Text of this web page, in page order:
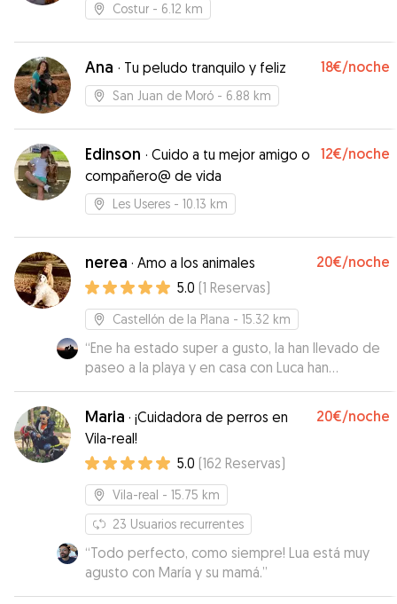
Costur - 6.12 km
Ana · Tu peludo tranquilo y feliz 18€/noche
San Juan de Moró - 6.88 km
Edinson · Cuido a tu mejor amigo o
compañero@ de vida
12€/noche
Les Useres - 10.13 km
nerea · Amo a los animales 20€/noche
5.0 (1 Reservas)
Castellón de la Plana - 15.32 km
“Ene ha estado super a gusto, la han llevado de
paseo a la playa y en casa con Luca han
disfrutado del césped fresquito que tiene
Nerea. Seguro que repetimos cuando lo
necesitemos.”
Maria · ¡Cuidadora de perros en
Vila-real!
20€/noche
5.0 (162 Reservas)
Vila-real - 15.75 km
23 Usuarios recurrentes
“Todo perfecto, como siempre! Lua está muy
agusto con María y su mamá.”